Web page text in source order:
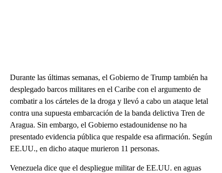
Durante las últimas semanas, el Gobierno de Trump también ha
desplegado barcos militares en el Caribe con el argumento de
combatir a los cárteles de la droga y llevó a cabo un ataque letal
contra una supuesta embarcación de la banda delictiva Tren de
Aragua. Sin embargo, el Gobierno estadounidense no ha
presentado evidencia pública que respalde esa afirmación. Según
EE.UU., en dicho ataque murieron 11 personas.
Venezuela dice que el despliegue militar de EE.UU. en aguas